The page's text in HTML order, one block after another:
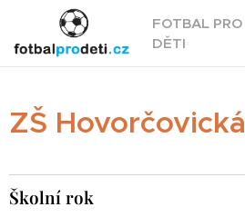
FOTBAL PRO
DĚTI
ZŠ Hovorčovická
Školní rok